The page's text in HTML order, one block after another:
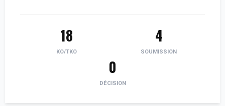
18
KO/TKO
4
SOUMISSION
0
DÉCISION